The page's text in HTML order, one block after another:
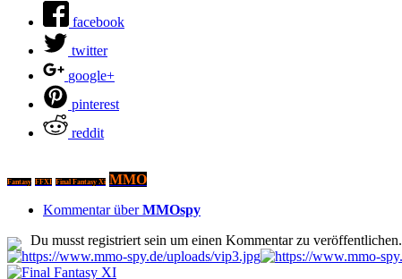
facebook
twitter
google+
pinterest
reddit
Fantasy FFXI Final Fantasy Xi MMO
Kommentar überMMOspy
Du musst registriert sein um einen Kommentar zu veröffentlichen.